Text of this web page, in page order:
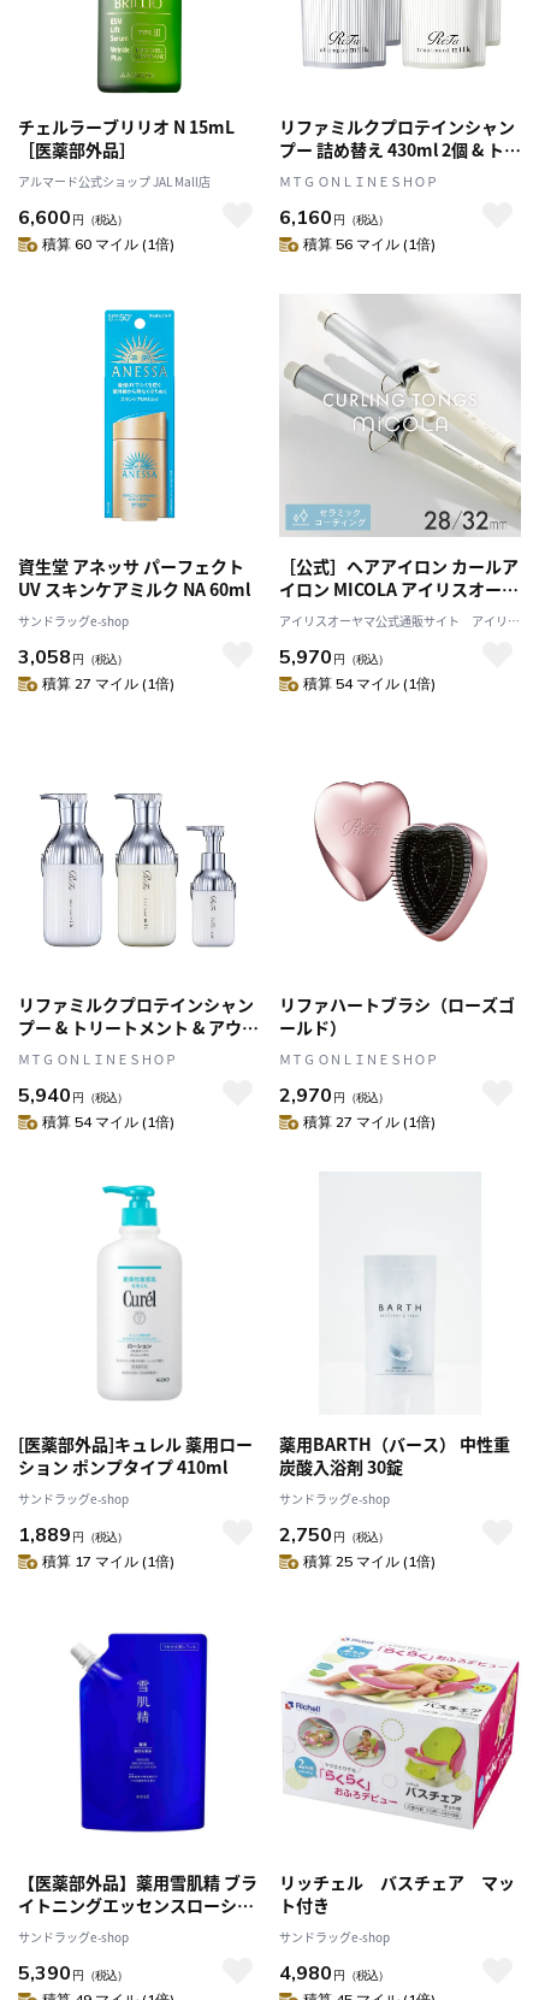
チェルラーブリリオ N 15mL
［医薬部外品］
アルマード公式ショップ JAL Mall店
6,600 円 （税込）
積算 60 マイル (1倍)
リファミルクプロテインシャン
プー 詰め替え 430ml 2個 & トリ
ートメント 詰め替え 430g 2個
ＭＴＧ ＯＮＬＩＮＥＳＨＯＰ
6,160 円 （税込）
積算 56 マイル (1倍)
資生堂 アネッサ パーフェクト
UV スキンケアミルク NA 60ml
サンドラッグe-shop
3,058 円 （税込）
積算 27 マイル (1倍)
［公式］ヘアアイロン カールア
イロン MICOLA アイリスオーヤ
マ 海外対応 28mm HIR-
MC101-W オフホワイト [安心延
長保証対象]
アイリスオーヤマ公式通販サイト アイリス
5,970 円 （税込）
積算 54 マイル (1倍)
リファミルクプロテインシャン
プー & トリートメント & アウト
バストリートメント セット
ＭＴＧ ＯＮＬＩＮＥＳＨＯＰ
5,940 円 （税込）
積算 54 マイル (1倍)
リファハートブラシ（ローズゴ
ールド）
ＭＴＧ ＯＮＬＩＮＥＳＨＯＰ
2,970 円 （税込）
積算 27 マイル (1倍)
[医薬部外品]キュレル 薬用ロー
ション ポンプタイプ 410ml
サンドラッグe-shop
1,889 円 （税込）
積算 17 マイル (1倍)
薬用BARTH（バース） 中性重
炭酸入浴剤 30錠
サンドラッグe-shop
2,750 円 （税込）
積算 25 マイル (1倍)
【医薬部外品】薬用雪肌精 ブラ
イトニングエッセンスローショ
ンBIG つめかえ用 310ml
サンドラッグe-shop
5,390 円 （税込）
リッチェル バスチェア マッ
ト付き
サンドラッグe-shop
4,980 円 （税込）